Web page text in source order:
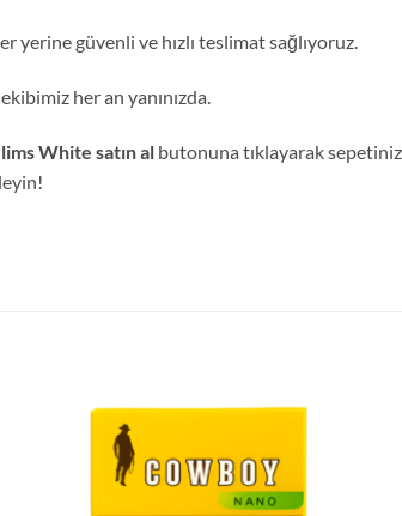
yerine güvenli ve hızlı teslimat sağlıyoruz.
her an yanınızda.
White satın al butonuna tıklayarak